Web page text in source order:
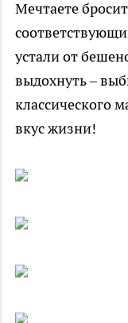
Мечтаете
устали от
выдохнуть –
классического
вкус жизни!